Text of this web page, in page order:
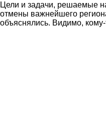
Цели и задачи, решаемые
отмены важнейшего
объяснялись. Видимо,